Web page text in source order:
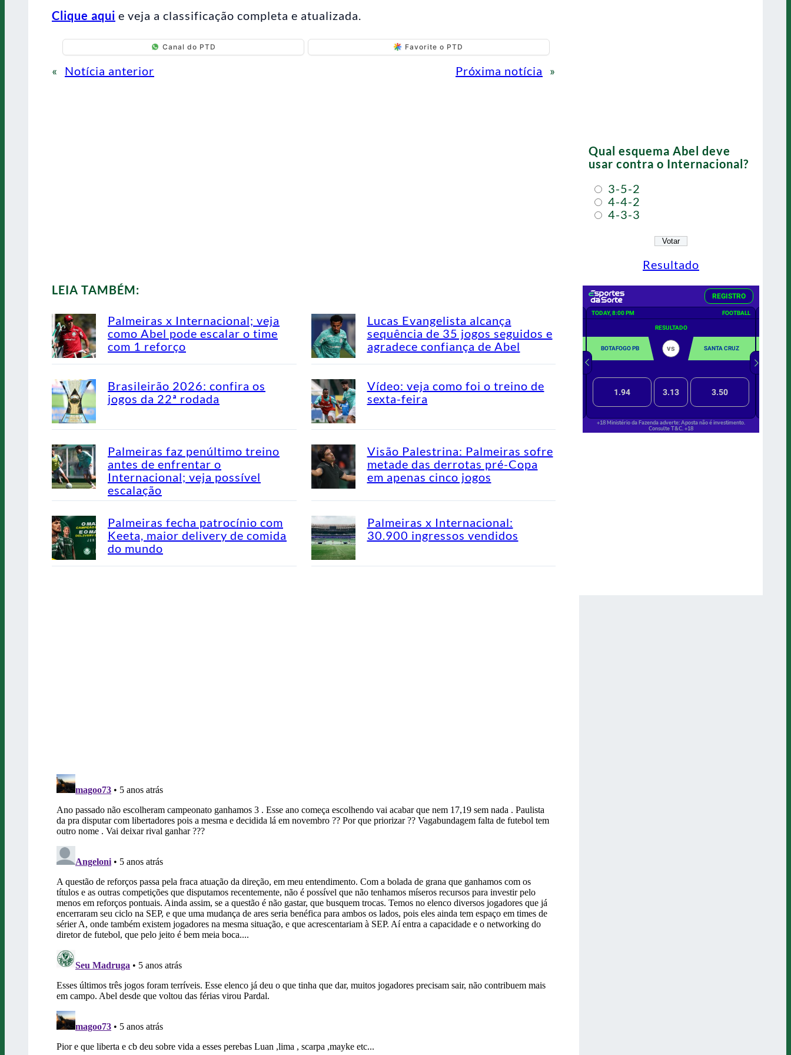
Clique aqui e veja a classificação completa e atualizada.
Canal do PTD Favorite o PTD
« Notícia anterior Próxima notícia »
LEIA TAMBÉM:
Palmeiras x Internacional; veja
como Abel pode escalar o time
com 1 reforço
Lucas Evangelista alcança
sequência de 35 jogos seguidos e
agradece confiança de Abel
Brasileirão 2026: confira os
jogos da 22ª rodada
Vídeo: veja como foi o treino de
sexta-feira
Palmeiras faz penúltimo treino
antes de enfrentar o
Internacional; veja possível
escalação
Visão Palestrina: Palmeiras sofre
metade das derrotas pré-Copa
em apenas cinco jogos
Palmeiras fecha patrocínio com
Keeta, maior delivery de comida
do mundo
Palmeiras x Internacional:
30.900 ingressos vendidos
Qual esquema Abel deve
usar contra o Internacional?
3-5-2
4-4-2
4-3-3
Resultado